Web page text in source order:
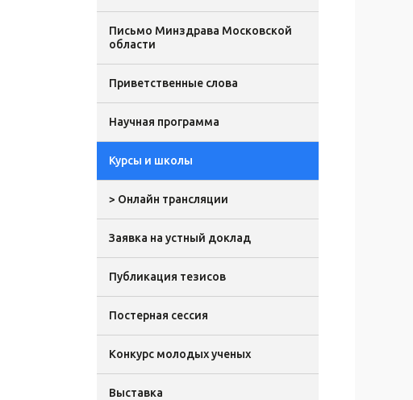
Письмо Минздрава Московской
области
Приветственные слова
Научная программа
Курсы и школы
> Онлайн трансляции
Заявка на устный доклад
Публикация тезисов
Постерная сессия
Конкурс молодых ученых
Выставка